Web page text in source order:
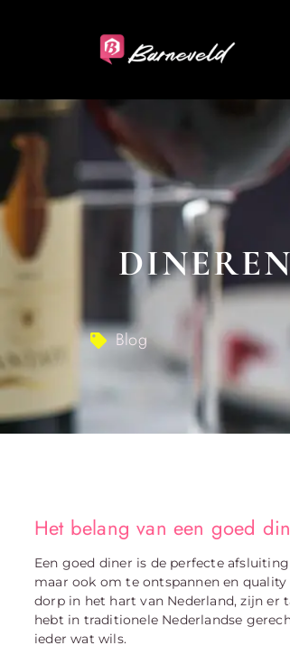
Blog
Het belang van een goed
Een goed diner is de perfecte
maar ook om te ontspannen en
dorp in het hart van Nederland, zijn er
hebt in traditionele Nederlandse
ieder wat wils.